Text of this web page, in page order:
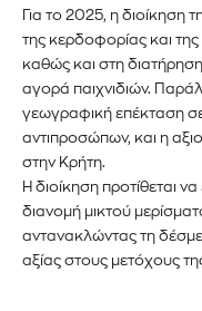
Για το 2025, η διοίκηση
της κερδοφορίας και
καθώς και στη
αγορά παιχνιδιών.
γεωγραφική επέκταση
αντιπροσώπων, και η
στην Κρήτη.
Η διοίκηση προτίθεται
διανομή μικτού
αντανακλώντας τη
αξίας στους μετόχους